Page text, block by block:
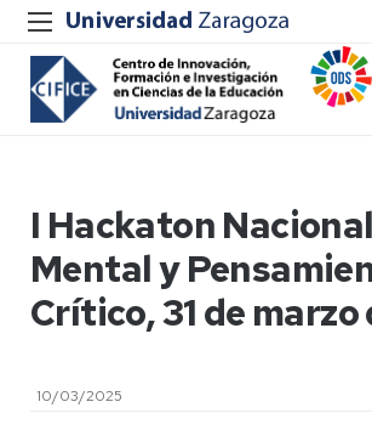
I Hackaton
Mental y
Crítico, 31 de marzo
10/03/2025